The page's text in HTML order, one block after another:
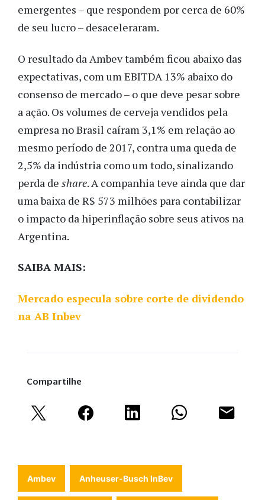
emergentes – que respondem por cerca de 60%
de seu lucro– desaceleraram.
O resultado da Ambev também ficou abaixo das
expectativas, com um EBITDA 13% abaixo do
consenso de mercado – o que deve pesar sobre
a ação. Os volumes de cerveja vendidos pela
empresa no Brasil caíram 3,1% em relação ao
mesmo período de 2017, contra uma queda de
2,5% da indústria como um todo, sinalizando
perda de share. A companhia teve ainda que dar
uma baixa de R$ 573 milhões para contabilizar
o impacto da hiperinflação sobre seus ativos na
Argentina.
SAIBA MAIS:
Mercado especula sobre corte de dividendo
na AB Inbev
Compartilhe
Ambev Anheuser-Busch InBev